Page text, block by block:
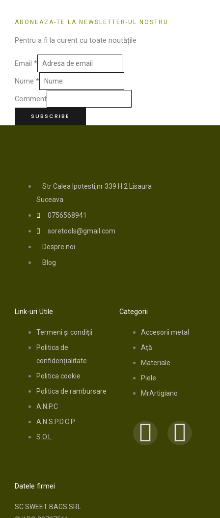
ABONEAZA-TE LA NEWSLETTER-UL NOSTRU
Pentru a fi la curent cu toate noutățile
Nume *
Email *
Comment
SUBSCRIBE
Str Calea Ipotesti,nr 339 H 2 Lisaura
Suceava
0756568941
soretools@gmail.com
Despre noi
Blog
Link-uri Utile
Termeni și condiții
Politica de
confidențialitate
Politica cookie
Politica de rambursare
A.N.P.C
A.N.S.P.D.C.P
S.O.L
Categorii
Accesorii metal
Ață
Materiale
Piele
MrArtigiano
F
I
Datele firmei
SC SWEET BAGS SRL